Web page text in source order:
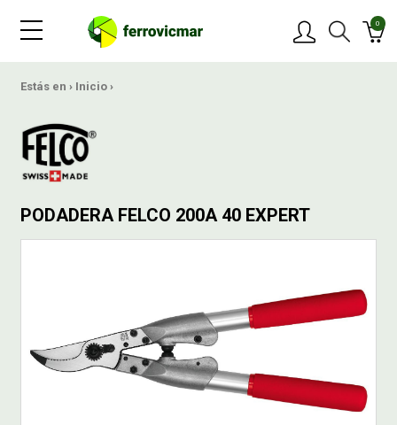
0
Estás en › Inicio ›
PODADERA FELCO 200A 40 EXPERT
NOVEDADES
CONTACTAR